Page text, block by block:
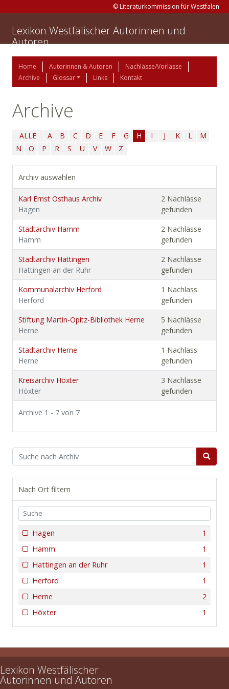
© Literaturkommission für Westfalen
Lexikon Westfälischer Autorinnen und
Autoren
Home Autorinnen & Autoren
Nachlässe/Vorlässe
Archive
Glossar Links Kontakt
Archive
ALLE A B C D E F G H I J K L
M
N
O P R S U V W Z
Archiv auswählen
Karl Ernst Osthaus Archiv
Hagen
2 Nachlässe
gefunden
Stadtarchiv Hamm
Hamm
2 Nachlässe
gefunden
Stadtarchiv Hattingen
Hattingen an der Ruhr
2 Nachlässe
gefunden
Kommunalarchiv Herford
Herford
1 Nachlass
gefunden
Stiftung Martin-Opitz-Bibliothek Herne
Herne
5 Nachlässe
gefunden
Stadtarchiv Herne
Herne
1 Nachlass
gefunden
Kreisarchiv Höxter
Höxter
3 Nachlässe
gefunden
Archive 1 - 7 von 7
Nach Ort filtern
1
Hagen
1
Hamm
1
Hattingen an der Ruhr
1
Herford
2
Herne
1
Höxter
Lexikon Westfälischer
Autorinnen und Autoren